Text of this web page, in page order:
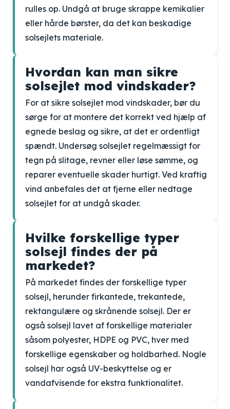
rulles op. Undgå at bruge skrappe kemikalier
eller hårde børster, da det kan beskadige
solsejlets materiale.
Hvordan kan man sikre
solsejlet mod vindskader?
For at sikre solsejlet mod vindskader, bør du
sørge for at montere det korrekt ved hjælp af
egnede beslag og sikre, at det er ordentligt
spændt. Undersøg solsejlet regelmæssigt for
tegn på slitage, revner eller løse sømme, og
reparer eventuelle skader hurtigt. Ved kraftig
vind anbefales det at fjerne eller nedtage
solsejlet for at undgå skader.
Hvilke forskellige typer
solsejl findes der på
markedet?
På markedet findes der forskellige typer
solsejl, herunder firkantede, trekantede,
rektangulære og skrånende solsejl. Der er
også solsejl lavet af forskellige materialer
såsom polyester, HDPE og PVC, hver med
forskellige egenskaber og holdbarhed. Nogle
solsejl har også UV-beskyttelse og er
vandafvisende for ekstra funktionalitet.